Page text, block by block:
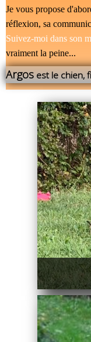
Je vous propose
réflexion, sa
Suivez-moi dans son
vraiment la peine...
Argos est le chien,